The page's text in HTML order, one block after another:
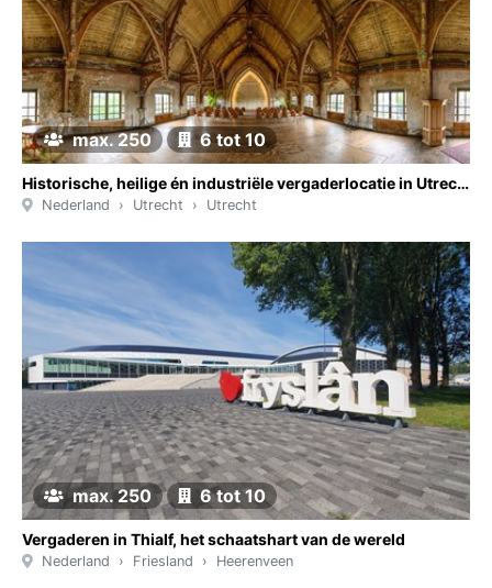
max. 250 6 tot 10
Historische, heilige én industriële vergaderlocatie in Utrecht
Nederland Utrecht Utrecht
max. 250 6 tot 10
Vergaderen in Thialf, het schaatshart van de wereld
Nederland Friesland Heerenveen